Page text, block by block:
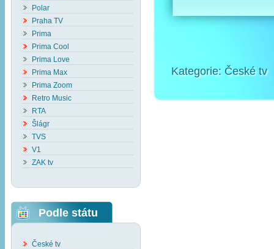
Polar
Praha TV
Prima
Prima Cool
Prima Love
Prima Max
Prima Zoom
Retro Music
RTA
Šlágr
TVS
V1
ZAK tv
Podle státu
České tv
Kategorie: České tv